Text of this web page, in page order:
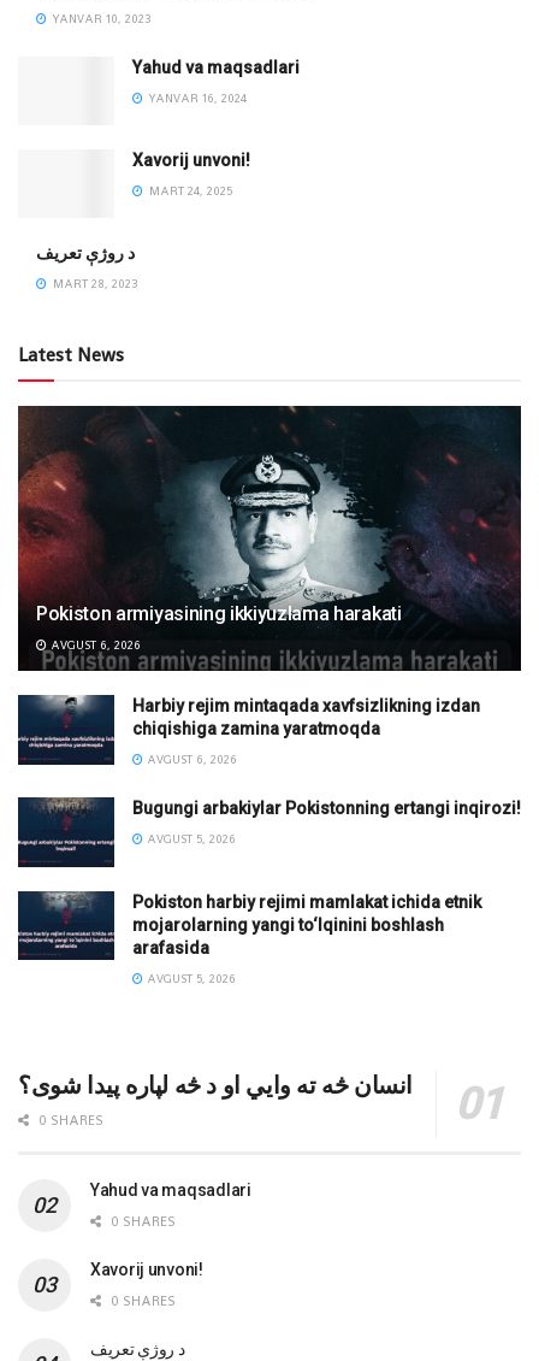
YANVAR 10, 2023
Yahud va maqsadlari
YANVAR 16, 2024
Xavorij unvoni!
MART 24, 2025
‌د روژې تعریف
MART 28, 2023
Latest News
Pokiston armiyasining ikkiyuzlama harakati
AVGUST 6, 2026
Harbiy rejim mintaqada xavfsizlikning izdan
chiqishiga zamina yaratmoqda
AVGUST 6, 2026
Bugungi arbakiylar Pokistonning ertangi inqirozi!
AVGUST 5, 2026
Pokiston harbiy rejimi mamlakat ichida etnik
mojarolarning yangi to‘lqinini boshlash
arafasida
AVGUST 5, 2026
انسان څه ته وایي او د څه لپاره پیدا شوی؟
0 SHARES
Yahud va maqsadlari
0 SHARES
Xavorij unvoni!
0 SHARES
‌د روژې تعریف